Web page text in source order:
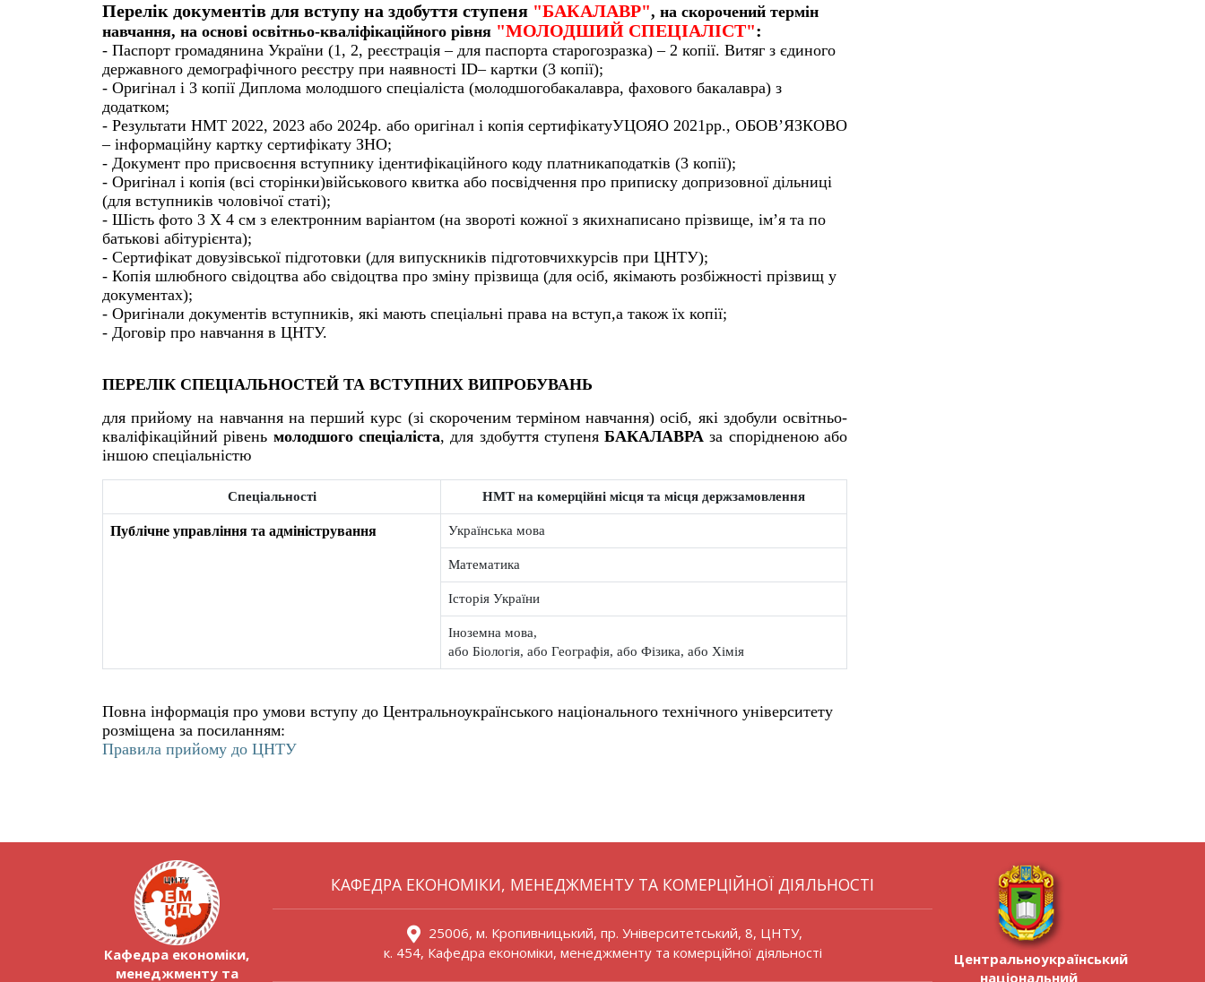
Перелік документів для вступу на здобуття ступеня "БАКАЛАВР", на скорочений термін
навчання, на основі освітньо-кваліфікаційного рівня "МОЛОДШИЙ СПЕЦІАЛІСТ":
- Паспорт громадянина України (1, 2, реєстрація – для паспорта старогозразка) – 2 копії. Витяг з єдиного
державного демографічного реєстру при наявності ID– картки (3 копії);
- Оригінал і 3 копії Диплома молодшого спеціаліста (молодшогобакалавра, фахового бакалавра) з
додатком;
- Результати НМТ 2022, 2023 або 2024р. або оригінал і копія сертифікатуУЦОЯО 2021рр., ОБОВ’ЯЗКОВО
– інформаційну картку сертифікату ЗНО;
- Документ про присвоєння вступнику ідентифікаційного коду платникаподатків (3 копії);
- Оригінал і копія (всі сторінки)військового квитка або посвідчення про приписку допризовної дільниці
(для вступників чоловічої статі);
- Шість фото 3 Х 4 см з електронним варіантом (на звороті кожної з якихнаписано прізвище, ім’я та по
батькові абітурієнта);
- Сертифікат довузівської підготовки (для випускників підготовчихкурсів при ЦНТУ);
- Копія шлюбного свідоцтва або свідоцтва про зміну прізвища (для осіб, якімають розбіжності прізвищ у
документах);
- Оригінали документів вступників, які мають спеціальні права на вступ,а також їх копії;
- Договір про навчання в ЦНТУ.
ПЕРЕЛІК СПЕЦІАЛЬНОСТЕЙ ТА ВСТУПНИХ ВИПРОБУВАНЬ
для прийому на навчання на перший курс (зі скороченим терміном навчання) осіб, які здобули освітньо-
кваліфікаційний рівень молодшого спеціаліста, для здобуття ступеняБАКАЛАВРА за спорідненою або
іншою спеціальністю
Спеціальності НМТ на комерційні місця та місця держзамовлення
Публічне управління та адміністрування Українська мова
Математика
Історія України
Іноземна мова,
або Біологія, або Географія, або Фізика, або Хімія
Повна інформація про умови вступу до Центральноукраїнського національного технічного університету
розміщена за посиланням:
Правила прийому до ЦНТУ
Кафедра економіки,
менеджменту та
КАФЕДРА ЕКОНОМІКИ, МЕНЕДЖМЕНТУ ТА КОМЕРЦІЙНОЇ ДІЯЛЬНОСТІ
25006, м. Кропивницький, пр. Університетський, 8, ЦНТУ,
к. 454, Кафедра економіки, менеджменту та комерційної діяльності
Центральноукраїнський
національний